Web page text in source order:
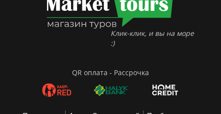
Клик-клик, и вы на море
:)
QR оплата - Рассрочка